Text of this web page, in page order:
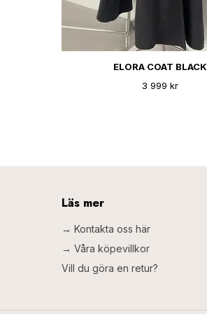
ELORA COAT BLACK
3 999 kr
Läs mer
→ Kontakta oss här
→ Våra köpevillkor
Vill du göra en retur?